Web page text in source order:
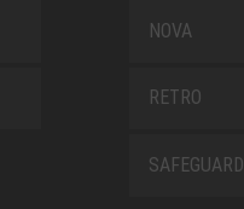
NOVA
RETRO
SAFEGUARD